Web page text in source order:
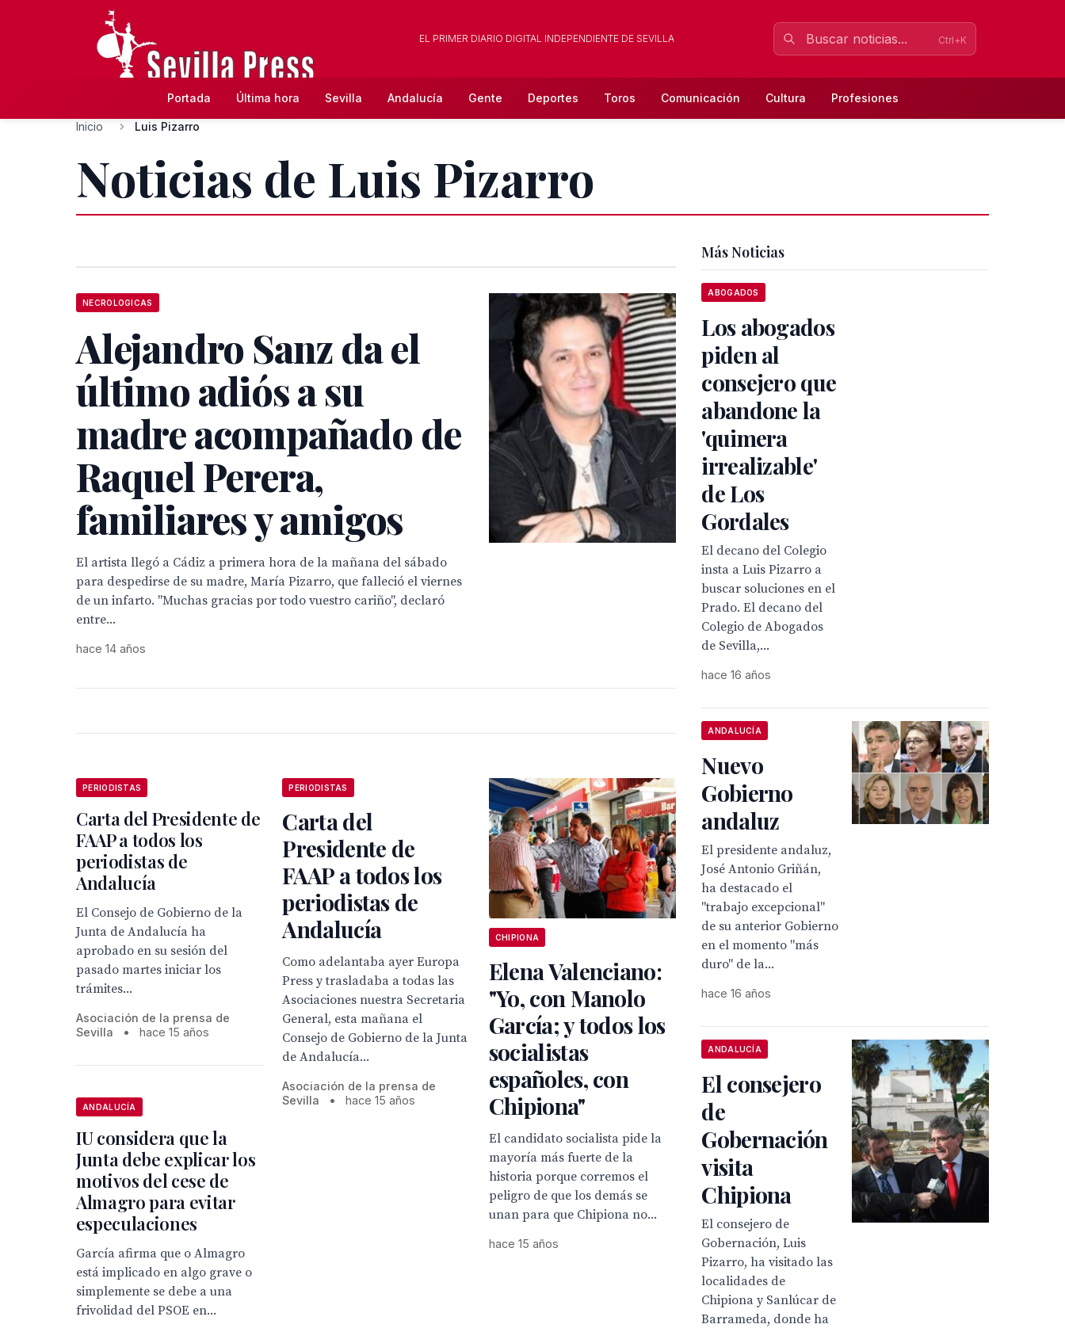
EL PRIMER DIARIO DIGITAL INDEPENDIENTE DE SEVILLA Ctrl+K
Portada Última hora Sevilla Andalucía Gente Deportes Toros Comunicación Cultura Profesiones
Inicio Luis Pizarro
Noticias de Luis Pizarro
NECROLOGICAS
Alejandro Sanz da el
último adiós a su
madre acompañado de
Raquel Perera,
familiares y amigos
El artista llegó a Cádiz a primera hora de la mañana del sábado
para despedirse de su madre, María Pizarro, que falleció el viernes
de un infarto. "Muchas gracias por todo vuestro cariño", declaró
entre...
hace 14 años
PERIODISTAS
Carta del Presidente de
FAAP a todos los
periodistas de
Andalucía
El Consejo de Gobierno de la
Junta de Andalucía ha
aprobado en su sesión del
pasado martes iniciar los
trámites...
Asociación de la prensa de
Sevilla
• hace 15 años
PERIODISTAS
Carta del
Presidente de
FAAP a todos los
periodistas de
Andalucía
Como adelantaba ayer Europa
Press y trasladaba a todas las
Asociaciones nuestra Secretaria
General, esta mañana el
Consejo de Gobierno de la Junta
de Andalucía...
Asociación de la prensa de
Sevilla
• hace 15 años
CHIPIONA
Elena Valenciano:
"Yo, con Manolo
García; y todos los
socialistas
españoles, con
Chipiona"
El candidato socialista pide la
mayoría más fuerte de la
historia porque corremos el
peligro de que los demás se
unan para que Chipiona no...
hace 15 años
ANDALUCÍA
IU considera que la
Junta debe explicar los
motivos del cese de
Almagro para evitar
especulaciones
García afirma que o Almagro
está implicado en algo grave o
simplemente se debe a una
frivolidad del PSOE en...
Más Noticias
ABOGADOS
Los abogados
piden al
consejero que
abandone la
'quimera
irrealizable'
de Los
Gordales
El decano del Colegio
insta a Luis Pizarro a
buscar soluciones en el
Prado. El decano del
Colegio de Abogados
de Sevilla,...
hace 16 años
ANDALUCÍA
Nuevo
Gobierno
andaluz
El presidente andaluz,
José Antonio Griñán,
ha destacado el
"trabajo excepcional"
de su anterior Gobierno
en el momento "más
duro" de la...
hace 16 años
ANDALUCÍA
El consejero
de
Gobernación
visita
Chipiona
El consejero de
Gobernación, Luis
Pizarro, ha visitado las
localidades de
Chipiona y Sanlúcar de
Barrameda, donde ha